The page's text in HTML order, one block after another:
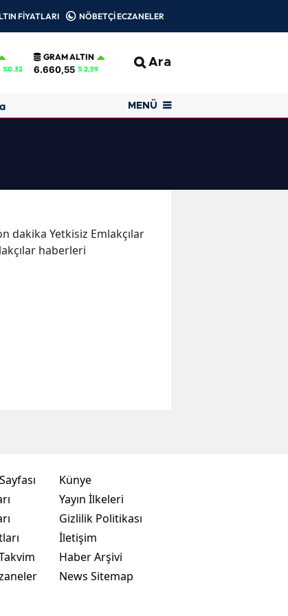
FİYATLARI NÖBETÇİ ECZANELER
%0.32
GRAM ALTIN
6.660,55 % 2,59 Ara
MENÜ
dakika Yetkisiz Emlakçılar
haberleri
Künye
Yayın İlkeleri
Gizlilik Politikası
İletişim
Haber Arşivi
News Sitemap